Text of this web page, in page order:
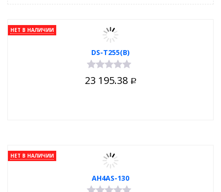
DS-T255(B)
НЕТ В НАЛИЧИИ
23 195.38 Р
AH4AS-130
НЕТ В НАЛИЧИИ